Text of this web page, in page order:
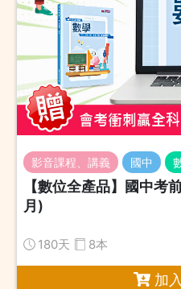
影音課程、講義 國中
【數位全產品】國中
月)
180天 8本
加